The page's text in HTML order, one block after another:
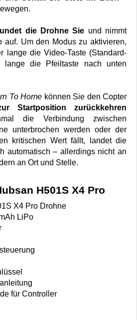
die Drohne Sie und nimmt
auf. Um den Modus zu aktivieren,
lange die Video-Taste (Standard-
lange die Pfeiltaste nach unten
To Home können Sie den Copter
Startposition zurückkehren
die Verbindung zwischen
unterbrochen werden oder der
kritischen Wert fällt, landet die
automatisch – allerdings nicht an
an Ort und Stelle.
H501S X4 Pro
X4 Pro Drohne
LiPo
für Controller